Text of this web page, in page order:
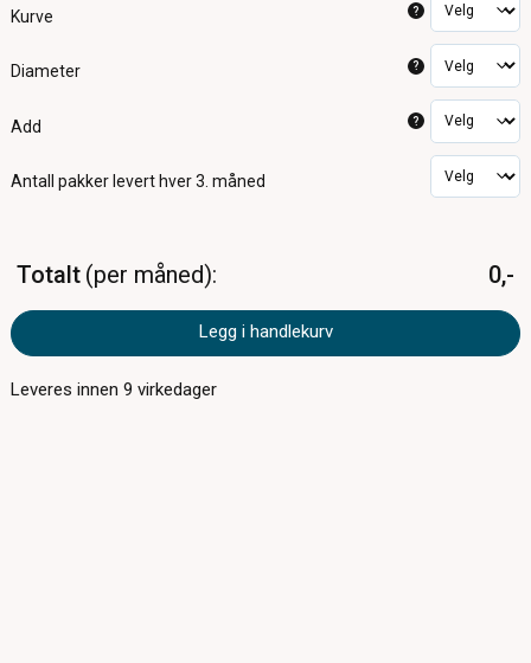
Kurve ?
Diameter ?
Add ?
Antall pakker levert hver 3. måned
Totalt per måned 0,-
Legg i handlekurv
Leveres innen9 virkedager